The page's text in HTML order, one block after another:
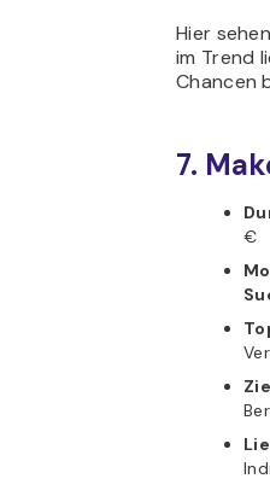
Hier
im Trend
Chancen
7.
€